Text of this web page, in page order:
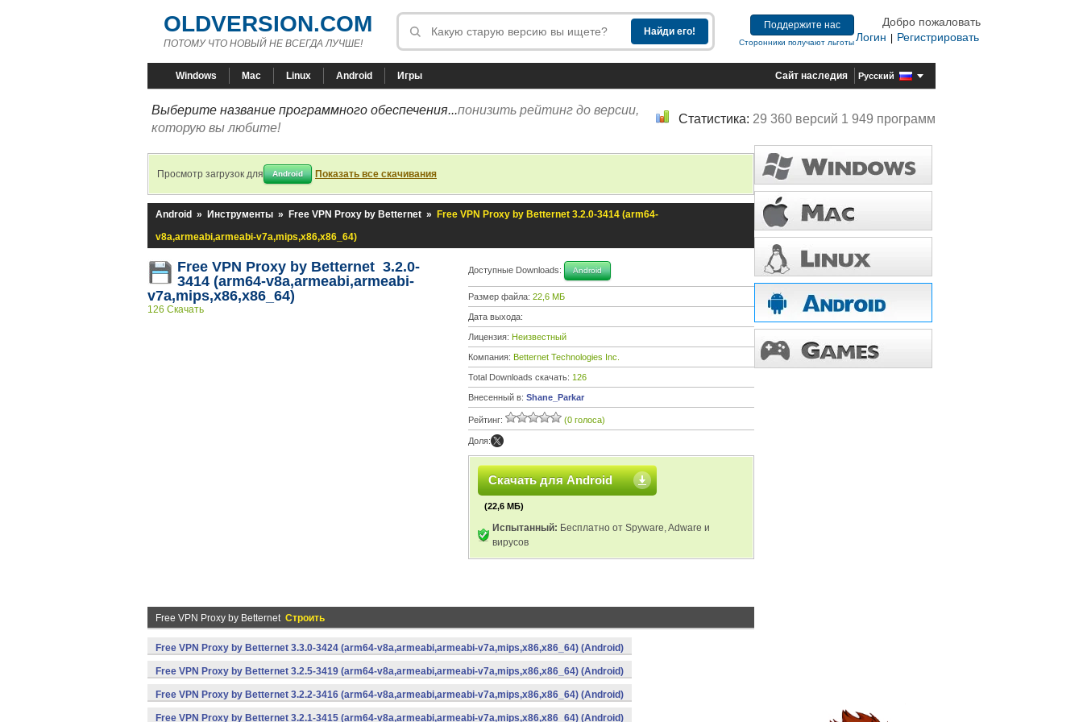
OLDVERSION.COM
ПОТОМУ ЧТО НОВЫЙ НЕ ВСЕГДА ЛУЧШЕ!
Поддержите нас
Сторонники получают льготы
Добро пожаловать
Логин
Регистрировать
Windows Mac Linux Android Игры Сайт наследия Русский
Выберите название программного обеспечения...понизить рейтинг до версии,
которую вы любите!
Статистика: 29 360 версий 1 949 программ
Просмотр загрузок для Android Показать все скачивания
Android » Инструменты » Free VPN Proxy by Betternet »
Free VPN Proxy by Betternet 3.2.0-3414 (arm64-
v8a,armeabi,armeabi-v7a,mips,x86,x86_64)
Free VPN Proxy by Betternet 3.2.0-
3414 (arm64-v8a,armeabi,armeabi-
v7a,mips,x86,x86_64)
126 Скачать
Доступные Downloads: Android
Размер файла: 22,6 МБ
Дата выхода:
Лицензия: Неизвестный
Компания: Betternet Technologies Inc.
Total Downloads скачать: 126
Внесенный в: Shane_Parkar
Рейтинг: (0 голоса)
Доля:
Скачать для Android
(22,6 МБ)
Испытанный: Бесплатно от Spyware, Adware и
вирусов
Free VPN Proxy by Betternet Строить
Free VPN Proxy by Betternet 3.3.0-3424 (arm64-v8a,armeabi,armeabi-v7a,mips,x86,x86_64) (Android)
Free VPN Proxy by Betternet 3.2.5-3419 (arm64-v8a,armeabi,armeabi-v7a,mips,x86,x86_64) (Android)
Free VPN Proxy by Betternet 3.2.2-3416 (arm64-v8a,armeabi,armeabi-v7a,mips,x86,x86_64) (Android)
Free VPN Proxy by Betternet 3.2.1-3415 (arm64-v8a,armeabi,armeabi-v7a,mips,x86,x86_64) (Android)